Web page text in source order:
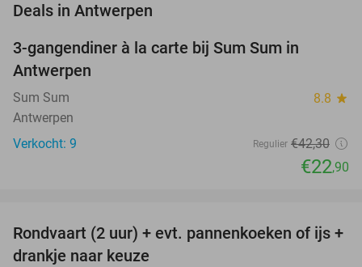
Deals in Antwerpen
NEW
TODAY
3-gangendiner à la carte bij Sum Sum in
Antwerpen
Sum Sum 8.8 star
Antwerpen
Verkocht: 9
Regulier €42,30
€22,90
20%
TODAY
Rondvaart (2 uur) + evt. pannenkoeken of ijs +
drankje naar keuze